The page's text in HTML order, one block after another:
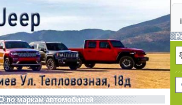
по маркам автомобилей